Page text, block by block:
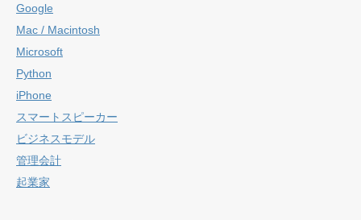
Google
Mac / Macintosh
Microsoft
Python
iPhone
スマートスピーカー
ビジネスモデル
管理会計
起業家